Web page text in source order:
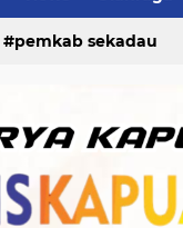
pemkab sekadau